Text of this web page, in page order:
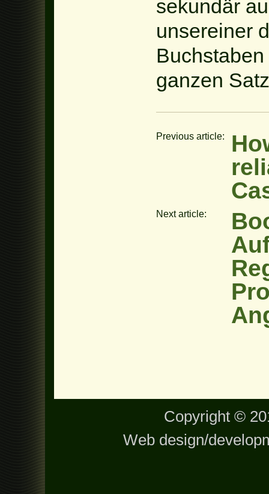
sekundär
unsereiner
ganzen
Previous article:
Next article:
Copyright ©
Web design/